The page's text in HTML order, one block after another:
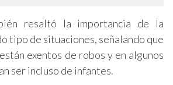
resaltó la importancia de la
tipo de situaciones, señalando que
exentos de robos y en algunos
ser incluso de infantes.